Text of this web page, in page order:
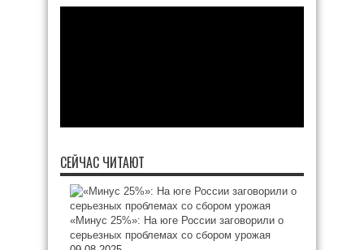
СЕЙЧАС ЧИТАЮТ
«Минус 25%»: На юге России заговорили о
серьезных проблемах со сбором урожая